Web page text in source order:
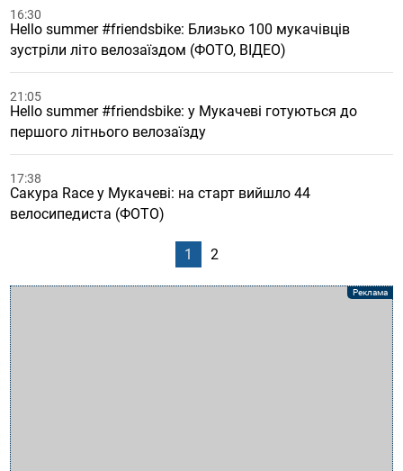
16:30
Hello summer #friendsbike: Близько 100 мукачівців
зустріли літо велозаїздом (ФОТО, ВІДЕО)
21:05
Hello summer #friendsbike: у Мукачеві готуються до
першого літнього велозаїзду
17:38
Сакура Race у Мукачеві: на старт вийшло 44
велосипедиста (ФОТО)
1 2